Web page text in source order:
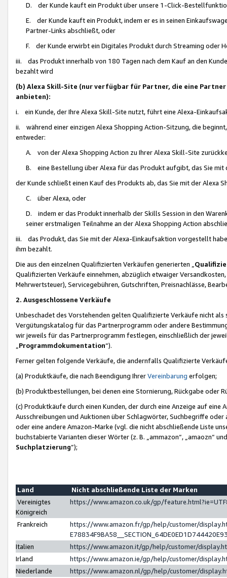
D. der Kunde kauft ein Produkt über unsere 1-Click-
E. der Kunde kauft ein Produkt, indem er es in seinen
Partner-Links abschließt, oder
F. der Kunde erwirbt ein Digitales Produkt durch Streaming oder
iii. das Produkt innerhalb von 180 Tagen nach dem Kauf an den
bezahlt wird
(b) Alexa Skill-Site (nur verfügbar für Partner, die eine
anbieten):
i. ein Kunde, der Ihre Alexa Skill-Site nutzt, führt eine Alexa-
ii. während einer einzigen Alexa Shopping Action-Sitzung, die
entweder:
A. von der Alexa Shopping Action zu Ihrer Alexa Skill-Site
B. eine Bestellung über Alexa für das Produkt aufgibt, das Sie mit
der Kunde schließt einen Kauf des Produkts ab, das Sie mit der Alexa
C. über Alexa, oder
D. indem er das Produkt innerhalb der Skills Session in den
seiner erstmaligen Teilnahme an der Alexa Shopping Action
iii. das Produkt, das Sie mit der Alexa-Einkaufsaktion vorgestellt
ihm bezahlt.
Die aus den einzelnen Qualifizierten Verkäufen generierten „
Qualifizierten Verkäufe einnehmen, abzüglich etwaiger
Mehrwertsteuer), Servicegebühren, Gutschriften, Preisnachlässe,
2. Ausgeschlossene Verkäufe
Unbeschadet des Vorstehenden gelten Qualifizierte Verkäufe nicht
Vergütungskatalog für das Partnerprogramm oder andere
wir jeweils für das Partnerprogramm festlegen, einschließlich der
Programmdokumentation“).
Ferner gelten folgende Verkäufe, die andernfalls Qualifizierte
(a) Produktkäufe, die nach Beendigung IhrerVereinbarung erfolgen;
(b) Produktbestellungen, bei denen eine Stornierung, Rückgabe oder
(c) Produktkäufe durch einen Kunden, der durch eine Anzeige auf
Ausschreibungen und Auktionen über Schlagwörter, Suchbegriffe
oder eine andere Amazon-Marke (vgl. die nicht abschließende Liste
buchstabierte Varianten dieser Wörter (z. B. „ammazon“, „amaozn“
Suchplatzierung”);
Land
Nicht abschließende Liste der Marken
Vereinigtes
Königreich
https://www.amazon.co.uk/gp/
Frankreich
https://www.amazon.fr/gp/help/customer/
Italien
https://www.amazon.it/gp/help/customer/
Irland
https://www.amazon.ie/gp/help/customer/
Niederlande
https://www.amazon.nl/gp/help/customer/